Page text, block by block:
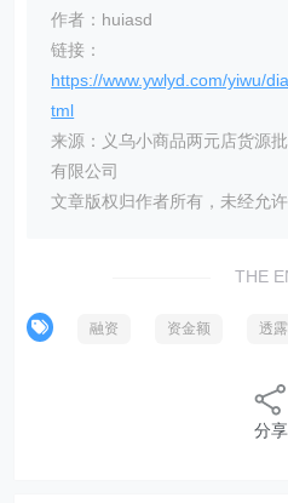
作者：huiasd
链接：
https://www.ywlyd.com/yiwu/
tml
来源：义乌小商品两元店货源
有限公司
文章版权归作者所有，未经允许
THE
融资 资金额 透露
分享